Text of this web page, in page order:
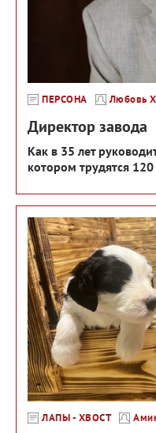
ПЕРСОНА Любовь
Директор завода
Как в 35 лет
котором трудятся
ЛАПЫ - ХВОСТ